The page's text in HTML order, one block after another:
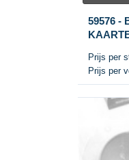
59576 -
Prijs per
Prijs per